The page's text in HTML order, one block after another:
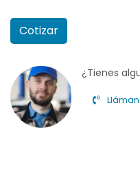
Cotizar
¿Tienes